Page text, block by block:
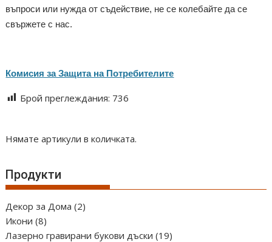
въпроси или нужда от съдействие, не се колебайте да се
свържете с нас.
Комисия за Защита на Потребителите
Брой преглеждания: 736
Нямате артикули в количката.
Продукти
Декор за Дома 22
Икони 88
продукта
Лазерно гравирани букови дъски 1919